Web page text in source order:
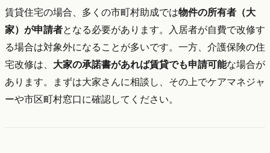
賃貸住宅の場合、多くの市町村助成では物件の所有者（大
家）が申請者となる必要があります。入居者が自費で改修す
る場合は対象外になることが多いです。一方、介護保険の住
宅改修は、 大家の承諾書があれば賃貸でも申請可能な場合が
あります。まずは大家さんに相談し、その上でケアマネジャ
ーや市区町村窓口に確認してください。